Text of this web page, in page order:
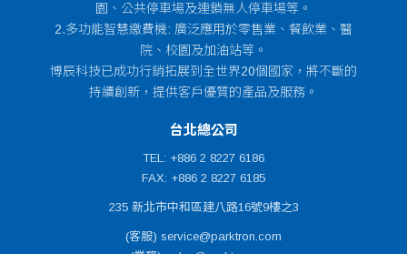
園、公共停車場及連鎖無人停車場等。
2.多功能智慧繳費機: 廣泛應用於零售業、餐飲業、醫
院、校園及加油站等。
博辰科技已成功行銷拓展到全世界20個國家，將不斷的
持續創新，提供客戶優質的產品及服務。
台北總公司
TEL: +886 2 8227 6186
FAX: +886 2 8227 6185
235 新北市中和區建八路16號9樓之3
(客服) service@parktron.com